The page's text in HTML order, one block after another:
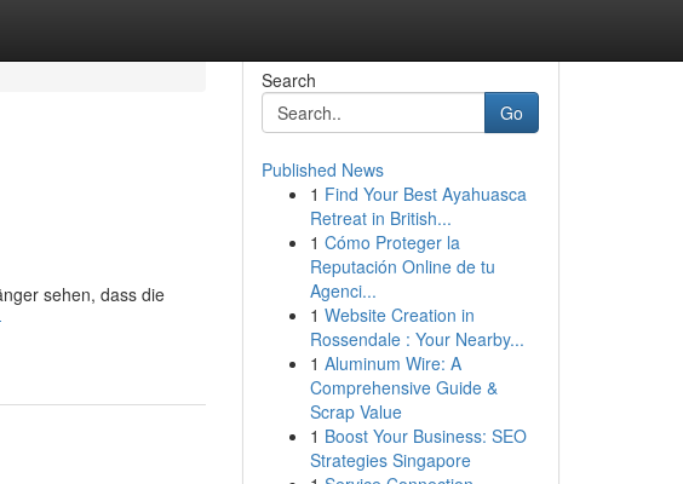
sehen, dass die
Search
Go
Published News
1 Find Your Best Ayahuasca
Retreat in British...
1 Cómo Proteger la
Reputación Online de tu
Agenci...
1 Website Creation in
Rossendale : Your Nearby...
1 Aluminum Wire: A
Comprehensive Guide &
Scrap Value
1 Boost Your Business: SEO
Strategies Singapore